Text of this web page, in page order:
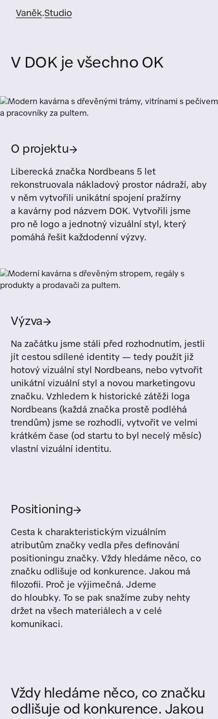
V DOK je všechno OK
O projektu→
Liberecká značka Nordbeans 5 let
rekonstruovala nákladový prostor nádraží, aby
v něm vytvořili unikátní spojení pražírny
a kavárny pod názvem DOK. Vytvořili jsme
pro ně logo a jednotný vizuální styl, který
pomáhá řešit každodenní výzvy.
Výzva→
Na začátku jsme stáli před rozhodnutím, jestli
jít cestou sdílené identity — tedy použít již
hotový vizuální styl Nordbeans, nebo vytvořit
unikátní vizuální styl a novou marketingovu
značku. Vzhledem k historické zátěži loga
Nordbeans (každá značka prostě podléhá
trendům) jsme se rozhodli, vytvořit ve velmi
krátkém čase (od startu to byl necelý měsíc)
vlastní vizuální identitu.
Positioning→
Cesta k charakteristickým vizuálním
atributům značky vedla přes definování
positioningu značky. Vždy hledáme něco, co
značku odlišuje od konkurence. Jakou má
filozofii. Proč je výjimečná. Jdeme
do hloubky. To se pak snažíme zuby nehty
držet na všech materiálech a v celé
komunikaci.
Vždy hledáme něco, co značku
odlišuje od konkurence. Jakou